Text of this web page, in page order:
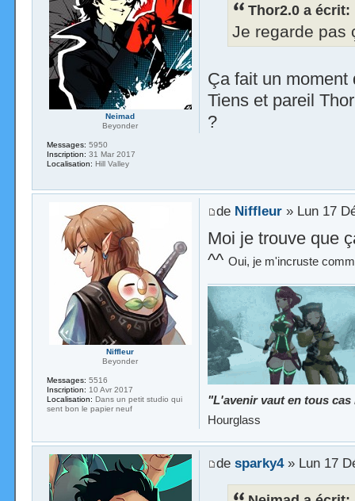
Thor2.0 a écrit:
Je regarde pas
Ça fait un
Tiens et pareil
?
Neimad
Beyonder
Messages: 5950
Inscription: 31 Mar 2017
Localisation: Hill Valley
de Niffleur» Lun 17
Moi je trouve que
^^ Oui, je m'incruste
"L'avenir vaut en tous
Hourglass
Niffleur
Beyonder
Messages: 5516
Inscription: 10 Avr 2017
Localisation: Dans un petit studio qui
sent bon le papier neuf
de sparky4» Lun 17